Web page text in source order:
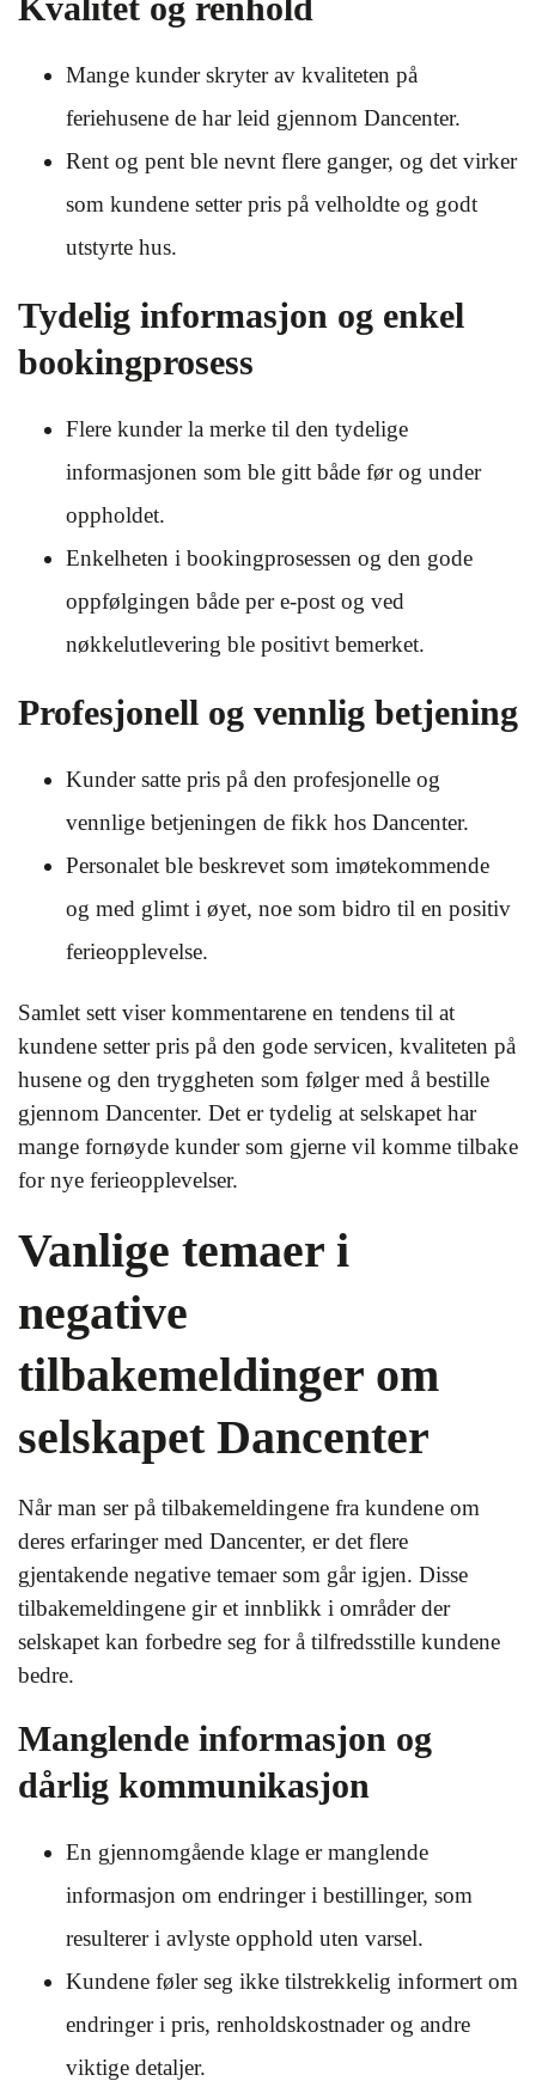
Mange kunder skryter av kvaliteten på
feriehusene de har leid gjennom Dancenter.
Rent og pent ble nevnt flere ganger, og det virker
som kundene setter pris på velholdte og godt
utstyrte hus.
Tydelig informasjon og enkel
bookingprosess
Flere kunder la merke til den tydelige
informasjonen som ble gitt både før og under
oppholdet.
Enkelheten i bookingprosessen og den gode
oppfølgingen både per e-post og ved
nøkkelutlevering ble positivt bemerket.
Profesjonell og vennlig betjening
Kunder satte pris på den profesjonelle og
vennlige betjeningen de fikk hos Dancenter.
Personalet ble beskrevet som imøtekommende
og med glimt i øyet, noe som bidro til en positiv
ferieopplevelse.
Samlet sett viser kommentarene en tendens til at
kundene setter pris på den gode servicen, kvaliteten på
husene og den tryggheten som følger med å bestille
gjennom Dancenter. Det er tydelig at selskapet har
mange fornøyde kunder som gjerne vil komme tilbake
for nye ferieopplevelser.
Vanlige temaer i
negative
tilbakemeldinger om
selskapet Dancenter
Når man ser på tilbakemeldingene fra kundene om
deres erfaringer med Dancenter, er det flere
gjentakende negative temaer som går igjen. Disse
tilbakemeldingene gir et innblikk i områder der
selskapet kan forbedre seg for å tilfredsstille kundene
bedre.
Manglende informasjon og
dårlig kommunikasjon
En gjennomgående klage er manglende
informasjon om endringer i bestillinger, som
resulterer i avlyste opphold uten varsel.
Kundene føler seg ikke tilstrekkelig informert om
endringer i pris, renholdskostnader og andre
viktige detaljer.